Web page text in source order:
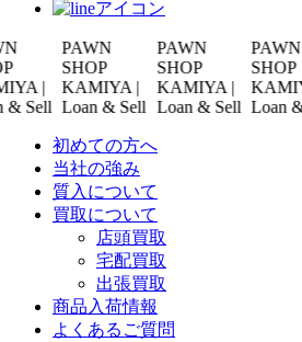
|
PAWN
SHOP
KAMIYA |
Loan & Sell
PAWN
SHOP
KAMIYA |
Loan & Sell
PAWN
SHOP
KAMIYA |
Loan & Sell
初めての方へ
当社の強み
質入について
買取について
店頭買取
宅配買取
出張買取
商品入荷情報
よくあるご質問